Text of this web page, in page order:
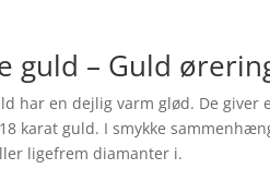
guld – Guld
har en dejlig varm glød. De giver
karat guld. I smykke
ligefrem diamanter i.